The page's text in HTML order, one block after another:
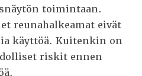
toimintaan.
reunahalkeamat eivät
käyttöä. Kuitenkin on
riskit ennen